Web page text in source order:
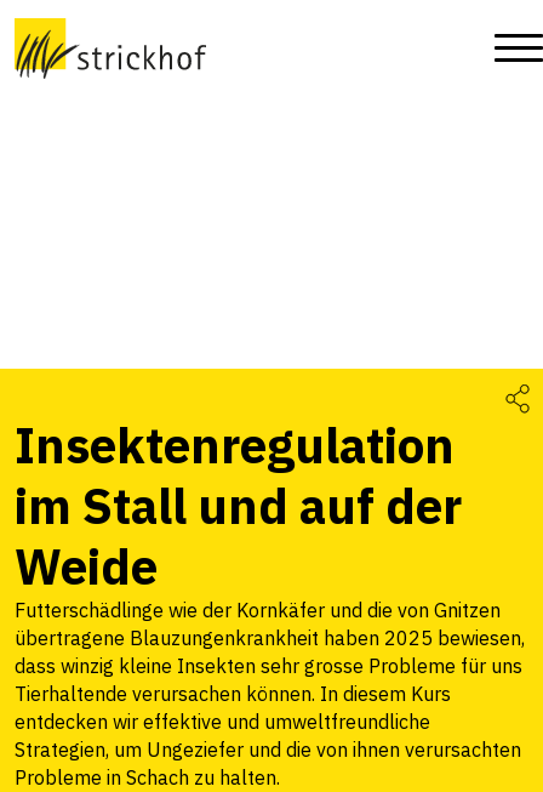
Insektenregulation
im Stall und auf der
Weide
Futterschädlinge wie der Kornkäfer und die von Gnitzen
übertragene Blauzungenkrankheit haben 2025 bewiesen,
dass winzig kleine Insekten sehr grosse Probleme für uns
Tierhaltende verursachen können. In diesem Kurs
entdecken wir effektive und umweltfreundliche
Strategien, um Ungeziefer und die von ihnen verursachten
Probleme in Schach zu halten.